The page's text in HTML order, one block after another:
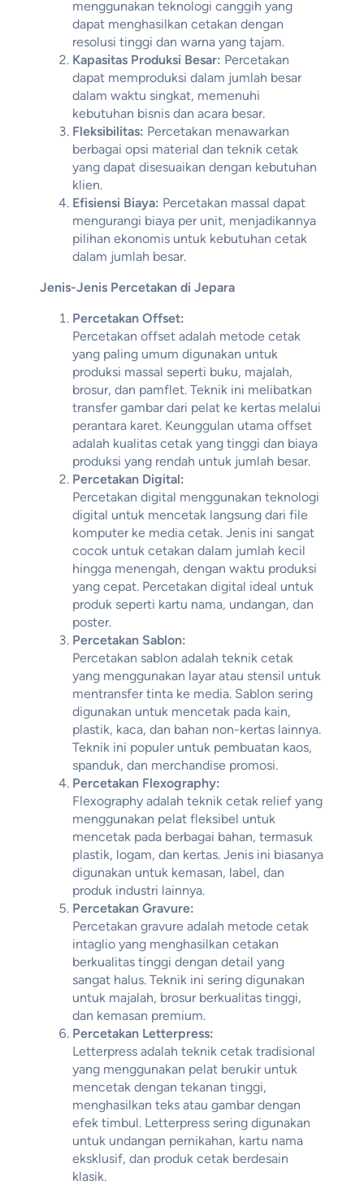
menggunakan teknologi canggih yang
dapat menghasilkan cetakan dengan
resolusi tinggi dan warna yang tajam.
Kapasitas Produksi Besar: Percetakan
dapat memproduksi dalam jumlah besar
dalam waktu singkat, memenuhi
kebutuhan bisnis dan acara besar.
Fleksibilitas: Percetakan menawarkan
berbagai opsi material dan teknik cetak
yang dapat disesuaikan dengan kebutuhan
klien.
Efisiensi Biaya: Percetakan massal dapat
mengurangi biaya per unit, menjadikannya
pilihan ekonomis untuk kebutuhan cetak
dalam jumlah besar.
Jenis-Jenis Percetakan di Jepara
Percetakan Offset:
Percetakan offset adalah metode cetak
yang paling umum digunakan untuk
produksi massal seperti buku, majalah,
brosur, dan pamflet. Teknik ini melibatkan
transfer gambar dari pelat ke kertas melalui
perantara karet. Keunggulan utama offset
adalah kualitas cetak yang tinggi dan biaya
produksi yang rendah untuk jumlah besar.
Percetakan Digital:
Percetakan digital menggunakan teknologi
digital untuk mencetak langsung dari file
komputer ke media cetak. Jenis ini sangat
cocok untuk cetakan dalam jumlah kecil
hingga menengah, dengan waktu produksi
yang cepat. Percetakan digital ideal untuk
produk seperti kartu nama, undangan, dan
poster.
Percetakan Sablon:
Percetakan sablon adalah teknik cetak
yang menggunakan layar atau stensil untuk
mentransfer tinta ke media. Sablon sering
digunakan untuk mencetak pada kain,
plastik, kaca, dan bahan non-kertas lainnya.
Teknik ini populer untuk pembuatan kaos,
spanduk, dan merchandise promosi.
Percetakan Flexography:
Flexography adalah teknik cetak relief yang
menggunakan pelat fleksibel untuk
mencetak pada berbagai bahan, termasuk
plastik, logam, dan kertas. Jenis ini biasanya
digunakan untuk kemasan, label, dan
produk industri lainnya.
Percetakan Gravure:
Percetakan gravure adalah metode cetak
intaglio yang menghasilkan cetakan
berkualitas tinggi dengan detail yang
sangat halus. Teknik ini sering digunakan
untuk majalah, brosur berkualitas tinggi,
dan kemasan premium.
Percetakan Letterpress:
Letterpress adalah teknik cetak tradisional
yang menggunakan pelat berukir untuk
mencetak dengan tekanan tinggi,
menghasilkan teks atau gambar dengan
efek timbul. Letterpress sering digunakan
untuk undangan pernikahan, kartu nama
eksklusif, dan produk cetak berdesain
klasik.